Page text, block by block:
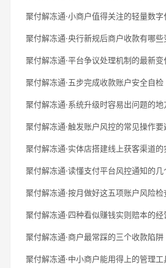
聚付解冻通·小商户值得关注的轻量数字
聚付解冻通·央行新规后商户收款有哪些
聚付解冻通·平台争议处理机制的最新变
聚付解冻通·五步完成收款账户安全自检
聚付解冻通·系统升级时容易出问题的地
聚付解冻通·触发账户风控的常见操作要
聚付解冻通·实体店搭建线上获客渠道的
聚付解冻通·读懂支付平台风控通知的几
聚付解冻通·按月做好这五项账户风险检
聚付解冻通·四种看似赚钱实则赔本的经
聚付解冻通·商户最常踩的三个收款陷阱
聚付解冻通·中小商户能用得上的管理工